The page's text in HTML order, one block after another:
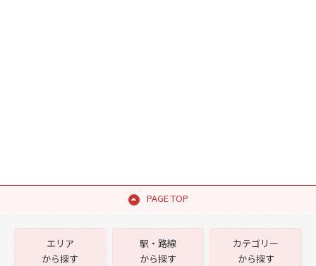
PAGE TOP
エリア
から探す
駅・路線
から探す
カテゴリー
から探す